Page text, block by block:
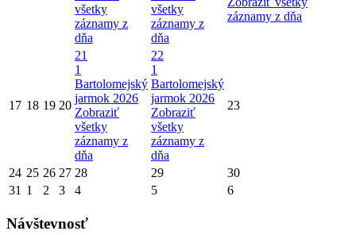
všetky
záznamy z
dňa
všetky
záznamy z
dňa
záznamy z dňa
17 18 19 20
21
1
Bartolomejský
jarmok 2026
Zobraziť
všetky
záznamy z
dňa
22
1
Bartolomejský
jarmok 2026
Zobraziť
všetky
záznamy z
dňa
23
24 25 26 27 28 29
30
31 1 2 3 4 5 6
Návštevnosť